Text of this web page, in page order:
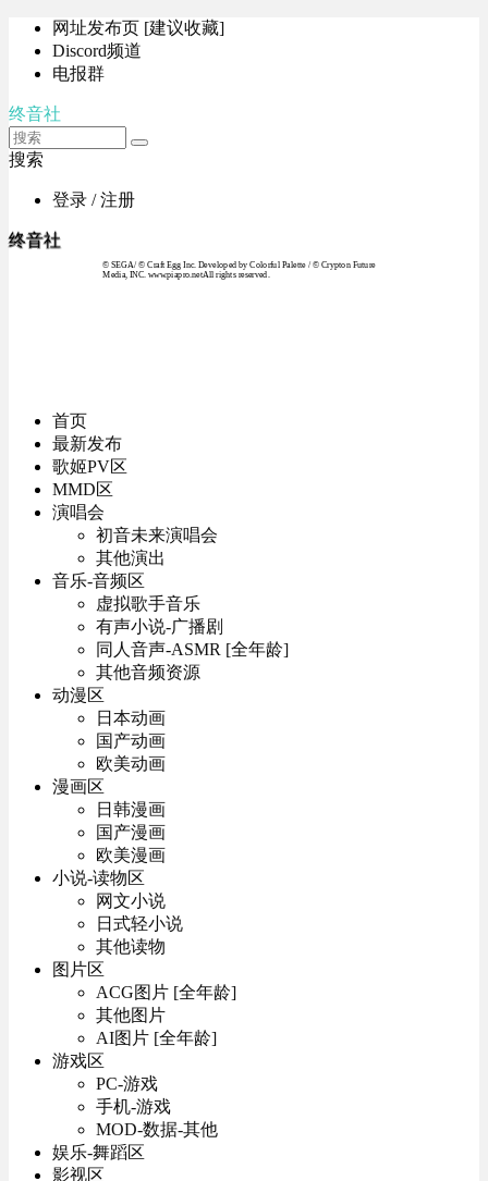
网址发布页 [建议收藏]
Discord频道
电报群
终音社
搜索
登录 / 注册
终音社
© SEGA / © Craft Egg Inc. Developed by Colorful Palette / © Crypton Future
Media, INC. www.piapro.netAll rights reserved.
首页
最新发布
歌姬PV区
MMD区
演唱会
初音未来演唱会
其他演出
音乐-音频区
虚拟歌手音乐
有声小说-广播剧
同人音声-ASMR [全年龄]
其他音频资源
动漫区
日本动画
国产动画
欧美动画
漫画区
日韩漫画
国产漫画
欧美漫画
小说-读物区
网文小说
日式轻小说
其他读物
图片区
ACG图片 [全年龄]
其他图片
AI图片 [全年龄]
游戏区
PC-游戏
手机-游戏
MOD-数据-其他
娱乐-舞蹈区
影视区